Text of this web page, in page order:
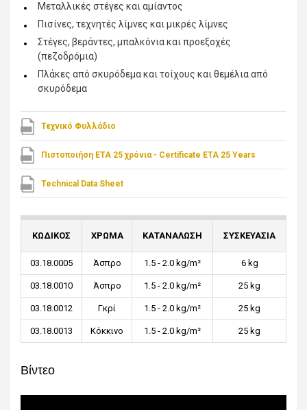
Μεταλλικές στέγες και αμίαντος
Πισίνες, τεχνητές λίμνες και μικρές λίμνες
Στέγες, βεράντες, μπαλκόνια και προεξοχές
(πεζοδρόμια)
Πλάκες από σκυρόδεμα και τοίχους και θεμέλια από
σκυρόδεμα
Τεχνικό Φυλλάδιο
Πιστοποιήση ΕΤΑ 25 χρόνια - Certificate ETA 25 Years
Technical Data Sheet
ΚΩΔΙΚΟΣ ΧΡΩΜΑ ΚΑΤΑΝΑΛΩΣΗ ΣΥΣΚΕΥΑΣΙΑ
03.18.0005 Άσπρο 1.5 - 2.0 kg/m² 6 kg
03.18.0010 Άσπρο 1.5 - 2.0 kg/m² 25 kg
03.18.0012 Γκρί 1.5 - 2.0 kg/m² 25 kg
03.18.0013 Κόκκινο 1.5 - 2.0 kg/m² 25 kg
Βίντεο